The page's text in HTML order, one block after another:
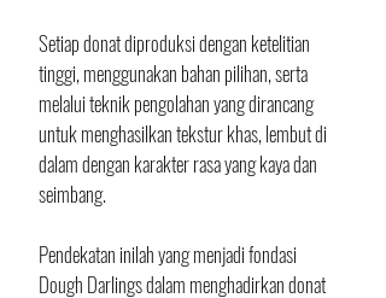
Setiap donat diproduksi dengan ketelitian
tinggi, menggunakan bahan pilihan, serta
melalui teknik pengolahan yang dirancang
untuk menghasilkan tekstur khas, lembut di
dalam dengan karakter rasa yang kaya dan
seimbang.
Pendekatan inilah yang menjadi fondasi
Dough Darlings dalam menghadirkan donat